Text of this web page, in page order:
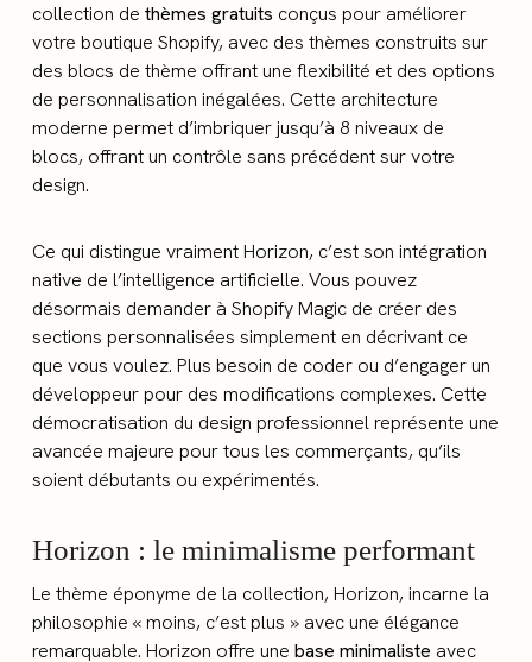
collection dethèmes gratuits conçus pour améliorer
votre boutique Shopify, avec des thèmes construits sur
des blocs de thème offrant une flexibilité et des options
de personnalisation inégalées. Cette architecture
moderne permet d’imbriquer jusqu’à 8 niveaux de
blocs, offrant un contrôle sans précédent sur votre
design.
Ce qui distingue vraiment Horizon, c’est son intégration
native de l’intelligence artificielle. Vous pouvez
désormais demander à Shopify Magic de créer des
sections personnalisées simplement en décrivant ce
que vous voulez. Plus besoin de coder ou d’engager un
développeur pour des modifications complexes. Cette
démocratisation du design professionnel représente une
avancée majeure pour tous les commerçants, qu’ils
soient débutants ou expérimentés.
Horizon : le minimalisme performant
Le thème éponyme de la collection, Horizon, incarne la
philosophie « moins, c’est plus » avec une élégance
remarquable. Horizon offre unebase minimaliste avec